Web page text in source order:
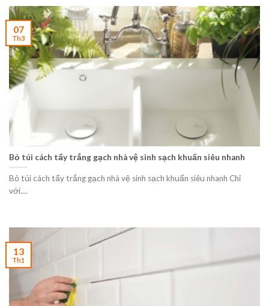
Bỏ túi cách tẩy trắng gạch nhà vệ sinh sạch khuẩn siêu nhanh
Bỏ túi cách tẩy trắng gạch nhà vệ sinh sạch khuẩn siêu nhanh Chỉ
với....
07
Th3
13
Th1